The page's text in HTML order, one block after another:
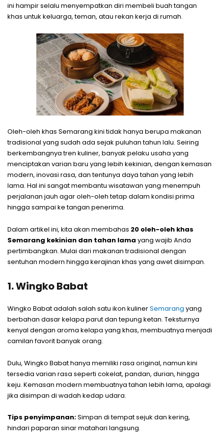
ini hampir selalu menyempatkan diri membeli buah tangan
khas untuk keluarga, teman, atau rekan kerja di rumah.
Oleh-oleh khas Semarang kini tidak hanya berupa makanan
tradisional yang sudah ada sejak puluhan tahun lalu. Seiring
berkembangnya tren kuliner, banyak pelaku usaha yang
menciptakan varian baru yang lebih kekinian, dengan kemasan
modern, inovasi rasa, dan tentunya daya tahan yang lebih
lama. Hal ini sangat membantu wisatawan yang menempuh
perjalanan jauh agar oleh-oleh tetap dalam kondisi prima
hingga sampai ke tangan penerima.
Dalam artikel ini, kita akan membahas 20 oleh-oleh khas
Semarang kekinian dan tahan lama yang wajib Anda
pertimbangkan. Mulai dari makanan tradisional dengan
sentuhan modern hingga kerajinan khas yang awet disimpan.
1. Wingko Babat
Wingko Babat adalah salah satu ikon kulinerSemarang yang
berbahan dasar kelapa parut dan tepung ketan. Teksturnya
kenyal dengan aroma kelapa yang khas, membuatnya menjadi
camilan favorit banyak orang.
Dulu, Wingko Babat hanya memiliki rasa original, namun kini
tersedia varian rasa seperti cokelat, pandan, durian, hingga
keju. Kemasan modern membuatnya tahan lebih lama, apalagi
jika disimpan di wadah kedap udara.
Tips penyimpanan:Simpan di tempat sejuk dan kering,
hindari paparan sinar matahari langsung.